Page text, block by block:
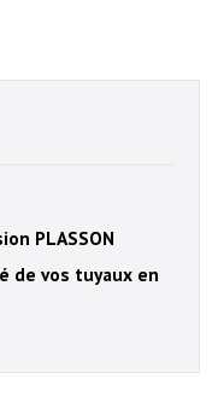
PLASSON
de vos tuyaux en